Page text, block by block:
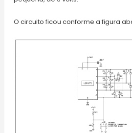
O circuito ficou conforme a figura